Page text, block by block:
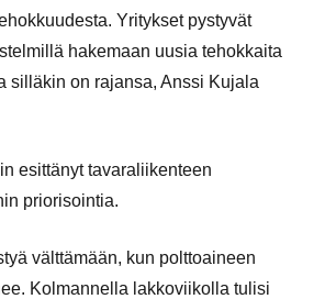
Yritykset pystyvät
hakemaan uusia tehokkaita
silläkin on rajansa, Anssi Kujala
esittänyt tavaraliikenteen
priorisointia.
välttämään, kun polttoaineen
Kolmannella lakkoviikolla tulisi